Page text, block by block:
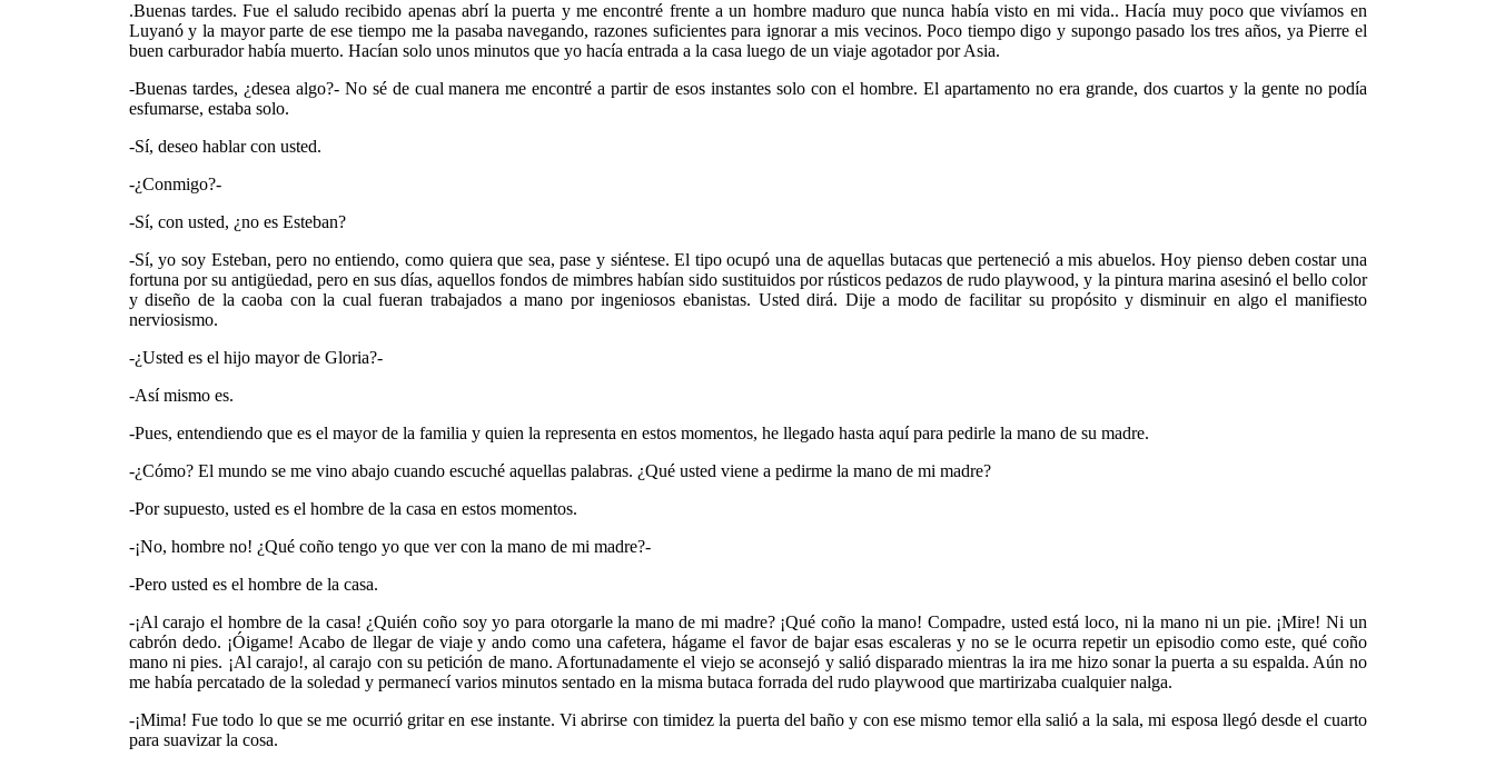
.Buenas tardes. Fue el saludo recibido apenas abrí la puerta y me encontré frente a un hombre maduro que nunca había visto en mi vida.. Hacía muy poco que vivíamos en
Luyanó y la mayor parte de ese tiempo me la pasaba navegando, razones suficientes para ignorar a mis vecinos. Poco tiempo digo y supongo pasado los tres años, ya Pierre el
buen carburador había muerto. Hacían solo unos minutos que yo hacía entrada a la casa luego de un viaje agotador por Asia.
-Buenas tardes, ¿desea algo?- No sé de cual manera me encontré a partir de esos instantes solo con el hombre. El apartamento no era grande, dos cuartos y la gente no podía
esfumarse, estaba solo.
-Sí, deseo hablar con usted.
-¿Conmigo?-
-Sí, con usted, ¿no es Esteban?
-Sí, yo soy Esteban, pero no entiendo, como quiera que sea, pase y siéntese. El tipo ocupó una de aquellas butacas que perteneció a mis abuelos. Hoy pienso deben costar una
fortuna por su antigüedad, pero en sus días, aquellos fondos de mimbres habían sido sustituidos por rústicos pedazos de rudo playwood, y la pintura marina asesinó el bello color
y diseño de la caoba con la cual fueran trabajados a mano por ingeniosos ebanistas. Usted dirá. Dije a modo de facilitar su propósito y disminuir en algo el manifiesto
nerviosismo.
-¿Usted es el hijo mayor de Gloria?-
-Así mismo es.
-Pues, entendiendo que es el mayor de la familia y quien la representa en estos momentos, he llegado hasta aquí para pedirle la mano de su madre.
-¿Cómo? El mundo se me vino abajo cuando escuché aquellas palabras. ¿Qué usted viene a pedirme la mano de mi madre?
-Por supuesto, usted es el hombre de la casa en estos momentos.
-¡No, hombre no! ¿Qué coño tengo yo que ver con la mano de mi madre?-
-Pero usted es el hombre de la casa.
-¡Al carajo el hombre de la casa! ¿Quién coño soy yo para otorgarle la mano de mi madre? ¡Qué coño la mano! Compadre, usted está loco, ni la mano ni un pie. ¡Mire! Ni un
cabrón dedo. ¡Óigame! Acabo de llegar de viaje y ando como una cafetera, hágame el favor de bajar esas escaleras y no se le ocurra repetir un episodio como este, qué coño
mano ni pies. ¡Al carajo!, al carajo con su petición de mano. Afortunadamente el viejo se aconsejó y salió disparado mientras la ira me hizo sonar la puerta a su espalda. Aún no
me había percatado de la soledad y permanecí varios minutos sentado en la misma butaca forrada del rudo playwood que martirizaba cualquier nalga.
-¡Mima! Fue todo lo que se me ocurrió gritar en ese instante. Vi abrirse con timidez la puerta del baño y con ese mismo temor ella salió a la sala, mi esposa llegó desde el cuarto
para suavizar la cosa.